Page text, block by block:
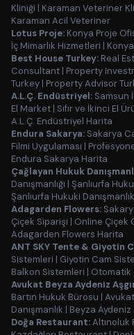
Kliniği | Karaman Veteriner
Karaman Acil Veteriner
Lotus Proje: Konya Proje
İç Mimarlık Hizmetleri |
Best House Turkey: Real
Consultant | Property
Turkey | Property Advisor
A.L.Ç. Endüstriyel: Samsun
El Market | Sıfır ve İkinci El
A.L.Ç. Endüstriyel Harita
Endura Sakarya: Sakarya
Filmi Uygulaması |
Endura Sakarya Harita
Çağlayan Hukuk
Danışmanlığı | Şanlıurfa
Şanlıurfa Hukuki Danışmanlık
Adagarden Flowers:
Çiçek Siparişi | Online Çiçek
Adagarden Flowers Harita
ANT SKY Tente & Giyotin
Sistemleri | Giyotin Cam
Balkon Sistemleri | Otomatik
Avukat Beyza Aydeniz
Bartın Hukuk Bürosu |
Danışmanlık | Beyza Aydeniz
Doğa Restaurant: